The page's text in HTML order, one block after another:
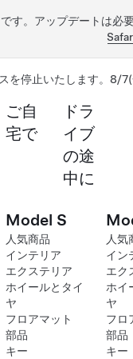
す。アップデートは必
停止いたします。8/
ご自
宅で
ドラ
イブ
の途
中に
Model S
人気商品
インテリア
エクステリア
ホイールとタイ
ヤ
フロアマット
部品
キー
人気
イン
エク
ホイ
ヤ
フロ
部品
キー